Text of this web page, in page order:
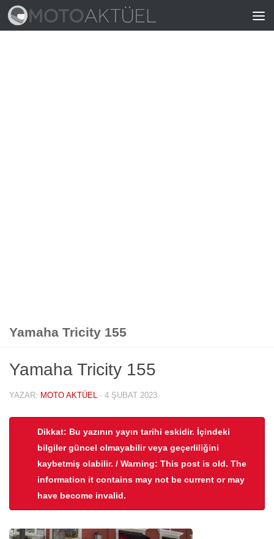
Skip to content
Yamaha Tricity 155
Yamaha Tricity 155
YAZAR: MOTO AKTÜEL · 4 ŞUBAT 2023
Dikkat: Bu yazının yayın tarihi eskidir. İçindeki
bilgiler güncel olmayabilir veya geçerliliğini
kaybetmiş olabilir. / Warning: This post is old. The
information it contains may not be current or may
have become invalid.